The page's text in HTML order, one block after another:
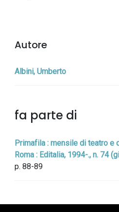
Autore
Albini, Umberto
fa parte di
Primafila : mensile di teatro e
Roma : Editalia, 1994-., n. 74
p. 88-89